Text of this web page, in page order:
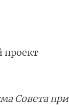
проект
Совета при